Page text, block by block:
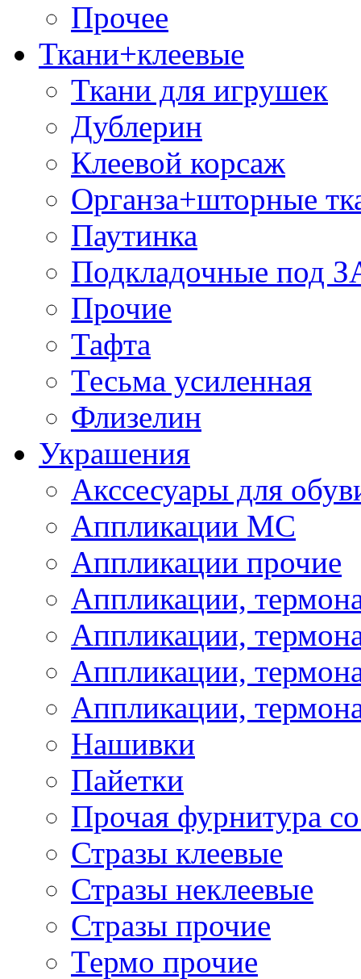
Прочее
Ткани+клеевые
Ткани для игрушек
Дублерин
Клеевой корсаж
Органза+шторные
Паутинка
Подкладочные под
Прочие
Тафта
Тесьма усиленная
Флизелин
Украшения
Акссесуары для
Аппликации МС
Аппликации прочие
Аппликации,
Аппликации,
Аппликации,
Аппликации,
Нашивки
Пайетки
Прочая фурнитура
Стразы клеевые
Стразы неклеевые
Стразы прочие
Термо прочие